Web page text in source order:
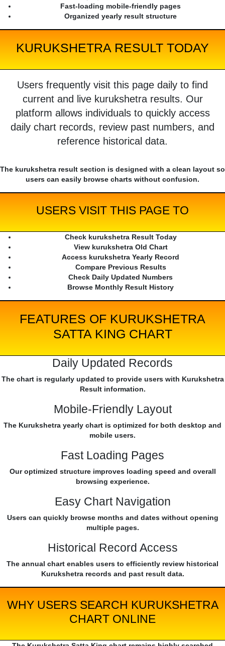
Fast-loading mobile-friendly pages
Organized yearly result structure
KURUKSHETRA RESULT TODAY
Users frequently visit this page daily to find
current and live kurukshetra results. Our
platform allows individuals to quickly access
daily chart records, review past numbers, and
reference historical data.
The kurukshetra result section is designed with a clean layout so
users can easily browse charts without confusion.
USERS VISIT THIS PAGE TO
Check kurukshetra Result Today
View kurukshetra Old Chart
Access kurukshetra Yearly Record
Compare Previous Results
Check Daily Updated Numbers
Browse Monthly Result History
FEATURES OF KURUKSHETRA
SATTA KING CHART
Daily Updated Records
The chart is regularly updated to provide users with Kurukshetra
Result information.
Mobile-Friendly Layout
The Kurukshetra yearly chart is optimized for both desktop and
mobile users.
Fast Loading Pages
Our optimized structure improves loading speed and overall
browsing experience.
Easy Chart Navigation
Users can quickly browse months and dates without opening
multiple pages.
Historical Record Access
The annual chart enables users to efficiently review historical
Kurukshetra records and past result data.
WHY USERS SEARCH KURUKSHETRA
CHART ONLINE